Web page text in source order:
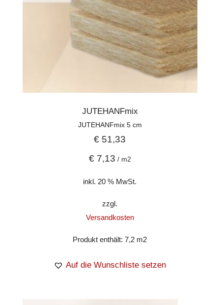
JUTEHANFmix
JUTEHANFmix 5 cm
€ 51,33
€7,13 / m2
inkl. 20 % MwSt.
zzgl.
Versandkosten
Produkt enthält: 7,2 m2
Auf die Wunschliste setzen